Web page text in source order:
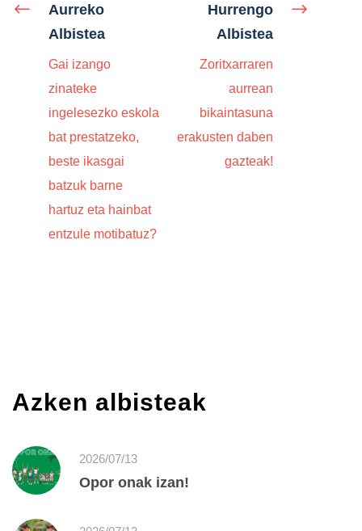
Aurreko
Albistea
Gai izango
zinateke
ingelesezko eskola
bat prestatzeko,
beste ikasgai
batzuk barne
hartuz eta hainbat
entzule motibatuz?
Hurrengo
Albistea
Zoritxarraren
aurrean
bikaintasuna
erakusten daben
gazteak!
Azken albisteak
2026/07/13
Opor onak izan!